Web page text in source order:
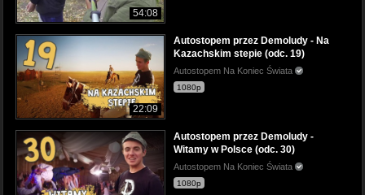
54:08
22:09
Autostopem przez Demoludy - Na
Kazachskim stepie (odc. 19)
Autostopem Na Koniec Świata
1080p
Autostopem przez Demoludy -
Witamy w Polsce (odc. 30)
Autostopem Na Koniec Świata
1080p